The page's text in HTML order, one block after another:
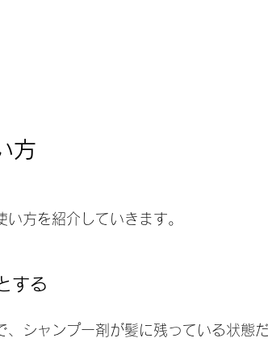
方
方を紹介していきます。
する
シャンプー剤が髪に残っている状態だ